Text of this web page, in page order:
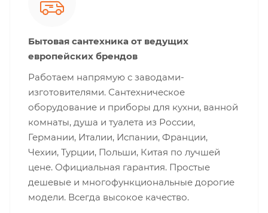
Бытовая сантехника от ведущих
европейских брендов
Работаем напрямую с заводами-
изготовителями. Сантехническое
оборудование и приборы для кухни, ванной
комнаты, душа и туалета из России,
Германии, Италии, Испании, Франции,
Чехии, Турции, Польши, Китая по лучшей
цене. Официальная гарантия. Простые
дешевые и многофункциональные дорогие
модели. Всегда высокое качество.